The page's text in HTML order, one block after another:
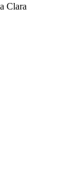
Clara